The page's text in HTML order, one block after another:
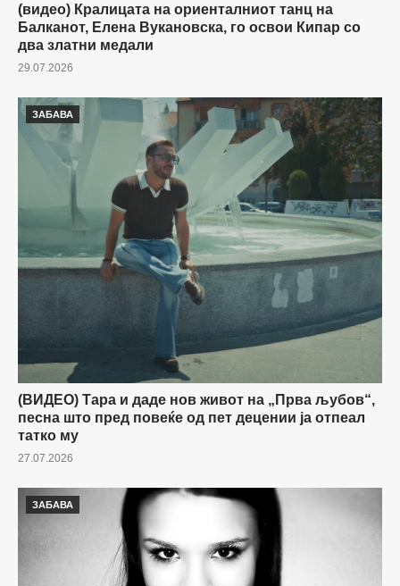
ЗАБАВА
(видео) Кралицата на ориенталниот танц на
Балканот, Елена Вукановска, го освои Кипар со
два златни медали
29.07.2026
ЗАБАВА
(ВИДЕО) Тара и даде нов живот на „Прва љубов“,
песна што пред повеќе од пет децении ја отпеал
татко му
27.07.2026
ЗАБАВА